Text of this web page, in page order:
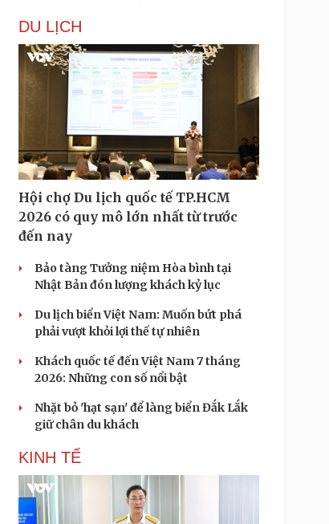
DU LỊCH
Hội chợ Du lịch quốc tế TP.HCM
2026 có quy mô lớn nhất từ trước
đến nay
Bảo tàng Tưởng niệm Hòa bình tại
Nhật Bản đón lượng khách kỷ lục
Du lịch biển Việt Nam: Muốn bứt phá
phải vượt khỏi lợi thế tự nhiên
Khách quốc tế đến Việt Nam 7 tháng
2026: Những con số nổi bật
Nhặt bỏ 'hạt sạn' để làng biển Đắk Lắk
giữ chân du khách
KINH TẾ